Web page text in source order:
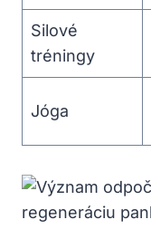
Silové
tréningy
Jóga